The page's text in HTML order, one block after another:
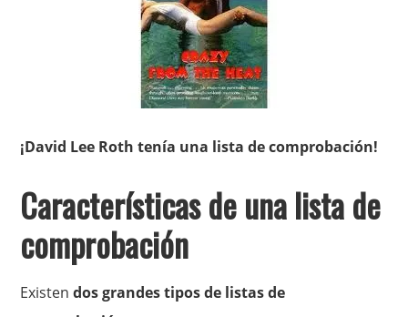
¡David Lee Roth tenía una lista de comprobación!
Características de una lista de
comprobación
Existendos grandes tipos de listas de